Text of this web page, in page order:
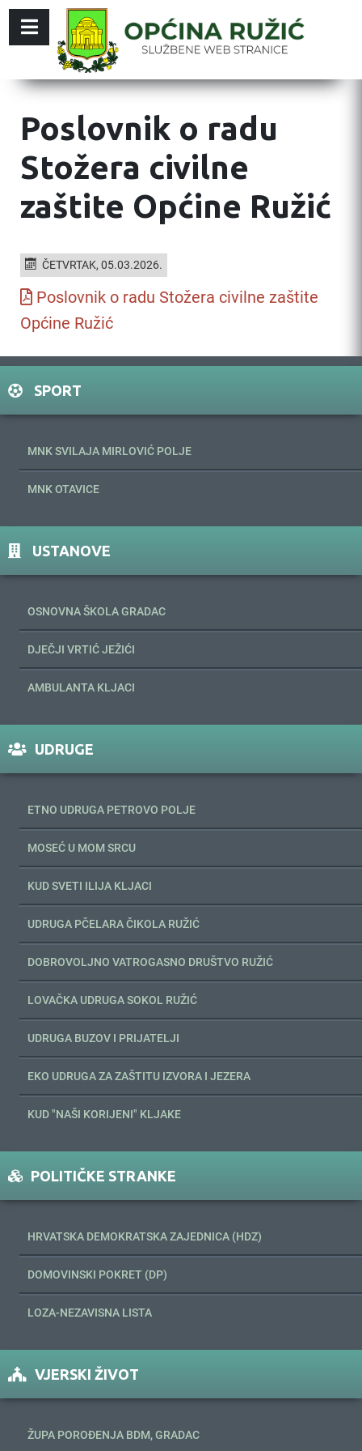
Poslovnik o radu
Stožera civilne
zaštite Općine Ružić
ČETVRTAK, 05.03.2026.
Poslovnik o radu Stožera civilne zaštite
Općine Ružić
SPORT
MNK SVILAJA MIRLOVIĆ POLJE
MNK OTAVICE
USTANOVE
OSNOVNA ŠKOLA GRADAC
DJEČJI VRTIĆ JEŽIĆI
AMBULANTA KLJACI
UDRUGE
ETNO UDRUGA PETROVO POLJE
MOSEĆ U MOM SRCU
KUD SVETI ILIJA KLJACI
UDRUGA PČELARA ČIKOLA RUŽIĆ
DOBROVOLJNO VATROGASNO DRUŠTVO RUŽIĆ
LOVAČKA UDRUGA SOKOL RUŽIĆ
UDRUGA BUZOV I PRIJATELJI
EKO UDRUGA ZA ZAŠTITU IZVORA I JEZERA
KUD "NAŠI KORIJENI" KLJAKE
POLITIČKE STRANKE
HRVATSKA DEMOKRATSKA ZAJEDNICA (HDZ)
DOMOVINSKI POKRET (DP)
LOZA-NEZAVISNA LISTA
VJERSKI ŽIVOT
ŽUPA POROĐENJA BDM, GRADAC